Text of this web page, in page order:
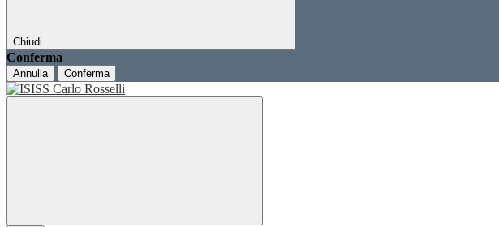
Chiudi
Conferma
Annulla Conferma